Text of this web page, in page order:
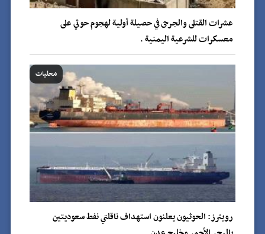
عشرات القتلى والجرحى في حصيلة أولية لهجوم حوثي على
معسكرات للشرعية اليمنية .
محليات
رويترز: الحوثيون يعلنون استهداف ناقلتي نفط سعوديتين